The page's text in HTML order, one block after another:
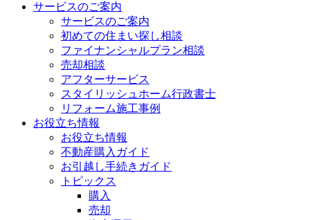
サービスのご案内
サービスのご案内
初めての住まい探し相談
ファイナンシャルプラン相談
売却相談
アフターサービス
スタイリッシュホーム行政書士
リフォーム施工事例
お役立ち情報
お役立ち情報
不動産購入ガイド
お引越し手続きガイド
トピックス
購入
売却